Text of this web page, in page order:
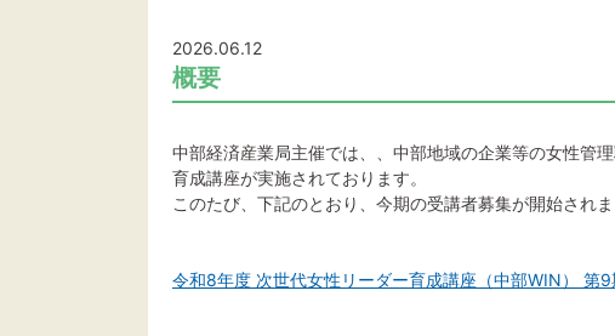
2026.06.12
概要
中部経済産業局主催では、、中部地域の企業等の女性管
育成講座が実施されております。
このたび、下記のとおり、今期の受講者募集が開始されま
令和8年度 次世代女性リーダー育成講座（中部WIN） 第